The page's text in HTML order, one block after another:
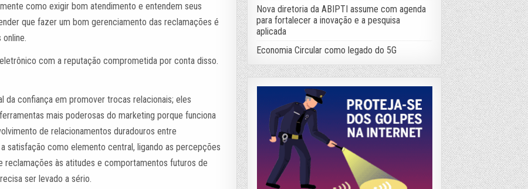
como exigir bom atendimento e entendem seus
que fazer um bom gerenciamento das reclamações é
com a reputação comprometida por conta disso.
da confiança em promover trocas relacionais; eles
mais poderosas do marketing porque funciona
de relacionamentos duradouros entre
satisfação como elemento central, ligando as percepções
às atitudes e comportamentos futuros de
ser levado a sério.
Nova diretoria da ABIPTI assume com agenda
para fortalecer a inovação e a pesquisa
aplicada
Economia Circular como legado do 5G